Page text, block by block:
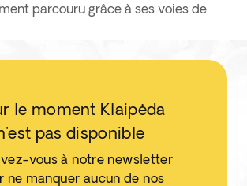
parcouru grâce à ses voies de
le moment Klaipėda
pas disponible
vous à notre newsletter
ne manquer aucun de nos